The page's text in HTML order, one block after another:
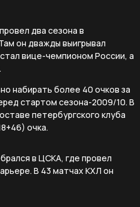
два сезона в
он дважды выигрывал
вице-чемпионом России, а
набирать более 40 очков за
стартом сезона-2009/10. В
петербургского клуба
очка.
в ЦСКА, где провел
В 43 матчах КХЛ он